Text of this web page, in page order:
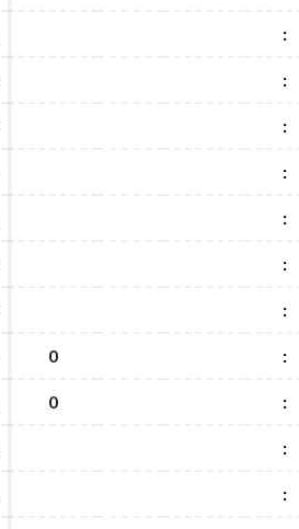
:
:
:
:
:
:
:
0 :
0 :
:
:
:
:
:
:
:
:
:
0 :
0 :
:
: